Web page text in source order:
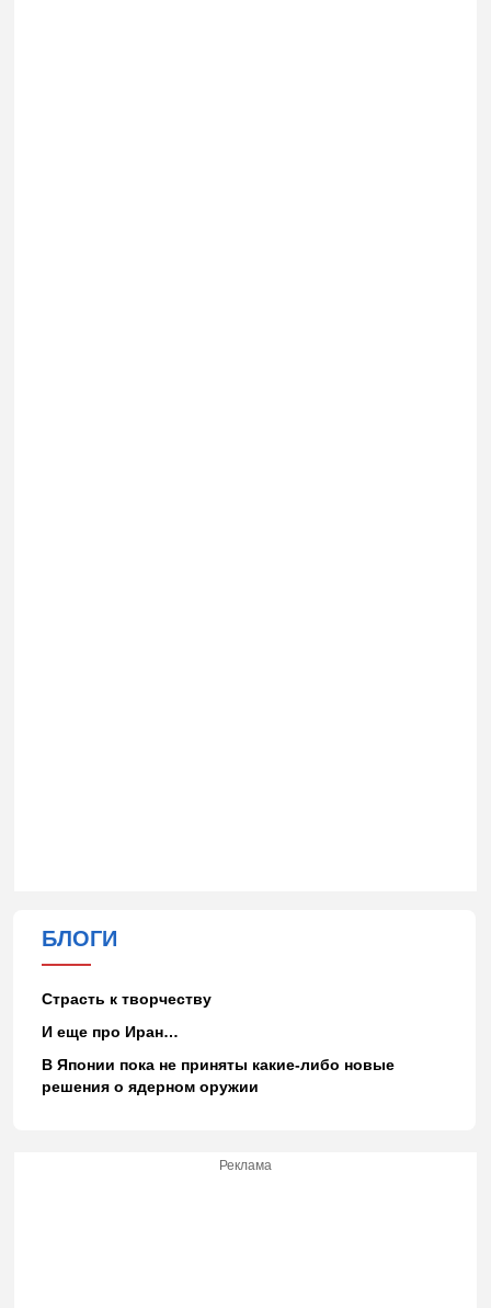
БЛОГИ
Страсть к творчеству
И еще про Иран…
В Японии пока не приняты какие-либо новые
решения о ядерном оружии
Реклама